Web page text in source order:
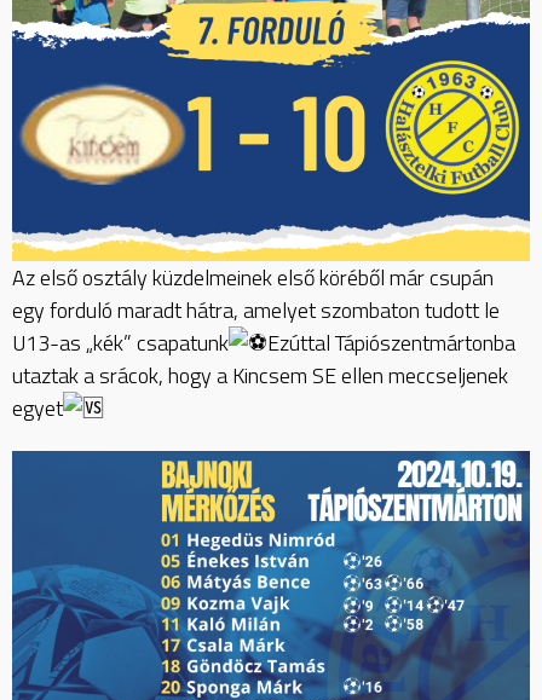
Az első osztály küzdelmeinek első köréből már csupán
egy forduló maradt hátra, amelyet szombaton tudott le
U13-as „kék” csapatunk
Ezúttal Tápiószentmártonba
utaztak a srácok, hogy a Kincsem SE ellen meccseljenek
egyet